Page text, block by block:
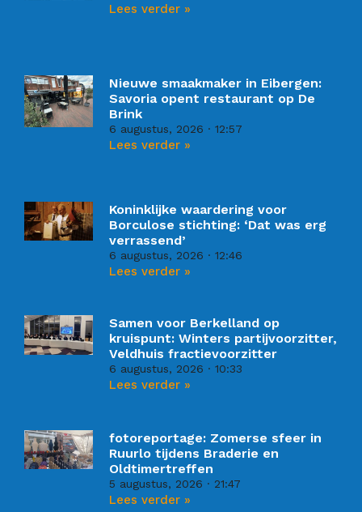
Lees verder »
Nieuwe smaakmaker in Eibergen:
Savoria opent restaurant op De
Brink
6 augustus, 2026 12:57
Lees verder »
Koninklijke waardering voor
Borculose stichting: ‘Dat was erg
verrassend’
6 augustus, 2026 12:46
Lees verder »
Samen voor Berkelland op
kruispunt: Winters partijvoorzitter,
Veldhuis fractievoorzitter
6 augustus, 2026 10:33
Lees verder »
fotoreportage: Zomerse sfeer in
Ruurlo tijdens Braderie en
Oldtimertreffen
5 augustus, 2026 21:47
Lees verder »